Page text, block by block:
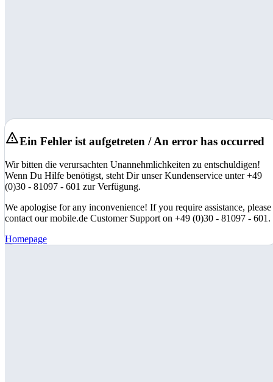
Ein Fehler ist aufgetreten / An error has occurred
Wir bitten die verursachten Unannehmlichkeiten zu entschuldigen!
Wenn Du Hilfe benötigst, steht Dir unser Kundenservice unter +49
(0)30 - 81097 - 601 zur Verfügung.
We apologise for any inconvenience! If you require assistance, please
contact our mobile.de Customer Support on +49 (0)30 - 81097 - 601.
Homepage